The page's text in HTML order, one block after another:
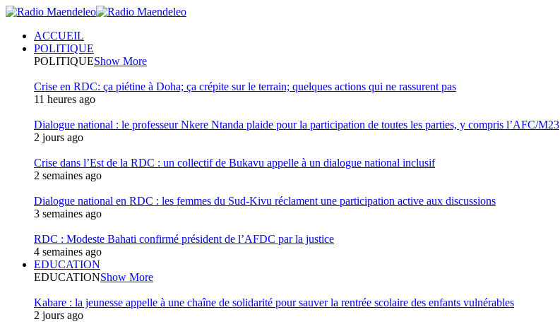
ACCUEIL
POLITIQUE
POLITIQUEShow More
Crise en RDC: ça piétine à Doha; ça crépite sur le terrain; quelques actions qui ne rassurent pas
11 heures ago
Dialogue national : le professeur Nkere Ntanda plaide pour la participation de toutes les parties, y compris l’AFC/M23
2 jours ago
Crise dans l’Est de la RDC : un collectif de Bukavu appelle à un dialogue national inclusif
2 semaines ago
Dialogue national en RDC : les femmes du Sud-Kivu réclament une participation active aux discussions
3 semaines ago
RDC : Modeste Bahati confirmé président de l’AFDC par la justice
4 semaines ago
EDUCATION
EDUCATIONShow More
Kabare : la jeunesse appelle à une chaîne de solidarité pour sauver la rentrée scolaire des enfants vulnérables
2 jours ago